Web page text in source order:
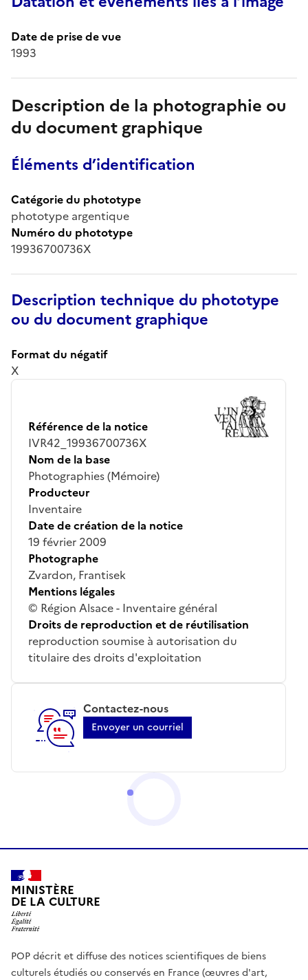
Date de prise de vue
1993
Description de la photographie ou
du document graphique
Éléments d’identification
Catégorie du phototype
phototype argentique
Numéro du phototype
19936700736X
Description technique du phototype
ou du document graphique
Format du négatif
X
Référence de la notice
IVR42_19936700736X
Nom de la base
Photographies (Mémoire)
Producteur
Inventaire
Date de création de la notice
19 février 2009
Photographe
Zvardon, Frantisek
Mentions légales
© Région Alsace - Inventaire général
Droits de reproduction et de réutilisation
reproduction soumise à autorisation du
titulaire des droits d'exploitation
Contactez-nous
Envoyer un courriel
MINISTÈRE
DE LA CULTURE
POP décrit et diffuse des notices scientifiques de biens
culturels étudiés ou conservés en France (œuvres d'art,